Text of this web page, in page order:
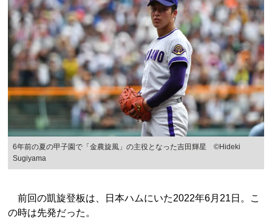
6年前の夏の甲子園で「金農旋風」の主役となった吉田輝星 ©︎Hideki
Sugiyama
前回の凱旋登板は、日本ハムにいた2022年6月21日。こ
の時は先発だった。